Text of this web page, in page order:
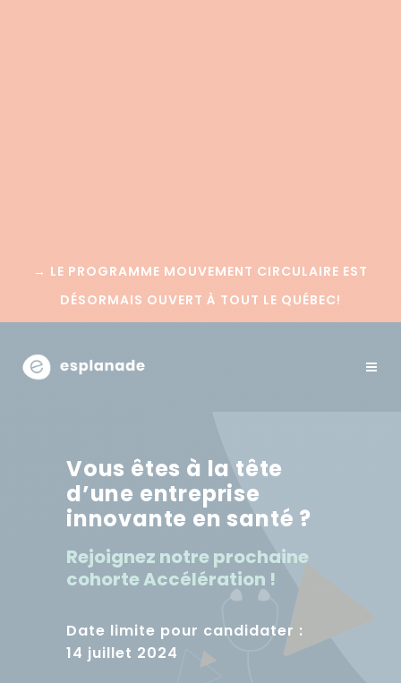
→ LE PROGRAMME MOUVEMENT CIRCULAIRE EST
DÉSORMAIS OUVERT À TOUT LE QUÉBEC!
Vous êtes à la tête
d’une entreprise
innovante en santé ?
Rejoignez notre prochaine
cohorte Accélération !
Date limite pour candidater :
14 juillet 2024